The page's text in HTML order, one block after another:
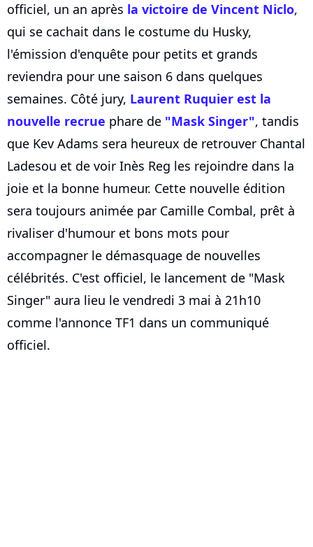
officiel, un an après la victoire de Vincent Niclo,
qui se cachait dans le costume du Husky,
l'émission d'enquête pour petits et grands
reviendra pour une saison 6 dans quelques
semaines. Côté jury, Laurent Ruquier est la
nouvelle recrue phare de "Mask Singer", tandis
que Kev Adams sera heureux de retrouver Chantal
Ladesou et de voir Inès Reg les rejoindre dans la
joie et la bonne humeur. Cette nouvelle édition
sera toujours animée par Camille Combal, prêt à
rivaliser d'humour et bons mots pour
accompagner le démasquage de nouvelles
célébrités. C'est officiel, le lancement de "Mask
Singer" aura lieu le vendredi 3 mai à 21h10
comme l'annonce TF1 dans un communiqué
officiel.